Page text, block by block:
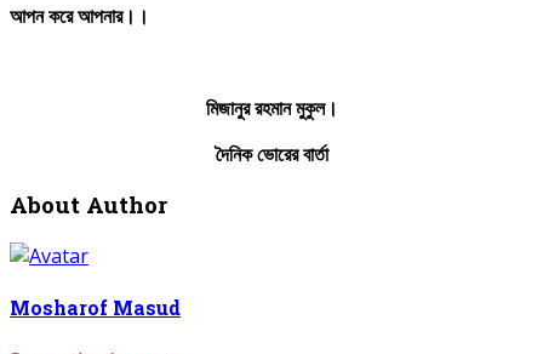
আপনকরেআপনার।।
মিজানুররহমানমুকুল।
দৈনিক ভোরের বার্তা
About Author
Mosharof Masud